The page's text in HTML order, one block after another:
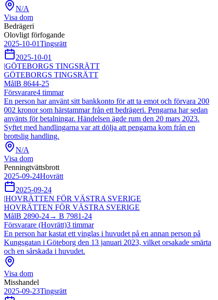
N/A
Visa dom
Bedrägeri
Olovligt förfogande
2025-10-01Tingsrätt
2025-10-01
|GÖTEBORGS TINGSRÄTT
GÖTEBORGS TINGSRÄTT
MålB 8644-25
Försvarare4 timmar
En person har använt sitt bankkonto för att ta emot och förvara 200
002 kronor som härstammar från ett bedrägeri. Pengarna har sedan
använts för betalningar. Händelsen ägde rum den 20 mars 2023.
Syftet med handlingarna var att dölja att pengarna kom från en
brottslig handling.
N/A
Visa dom
Penningtvättsbrott
2025-09-24Hovrätt
2025-09-24
|HOVRÄTTEN FÖR VÄSTRA SVERIGE
HOVRÄTTEN FÖR VÄSTRA SVERIGE
MålB 2890-24→ B 7981-24
Försvarare (Hovrätt)3 timmar
En person har kastat ett vinglas i huvudet på en annan person på
Kungsgatan i Göteborg den 13 januari 2023, vilket orsakade smärta
och en sårskada i huvudet.
Visa dom
Misshandel
2025-09-23Tingsrätt